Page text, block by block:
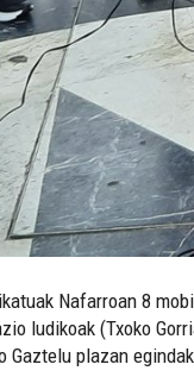
Nafarroan 8
ludikoak (Txoko
Gaztelu plazan